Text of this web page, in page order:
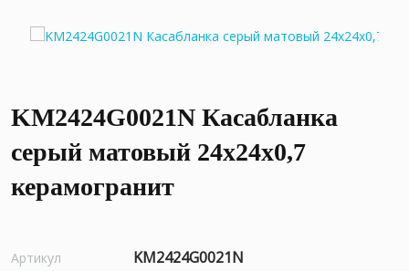
KM2424G0021N Касабланка
серый матовый 24x24x0,7
керамогранит
Артикул KM2424G0021N